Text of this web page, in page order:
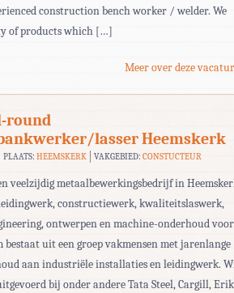
construction bench worker / welder. We
of products which […]
Meer over deze
round
lasser Heemskerk
PLAATS: HEEMSKERK VAKGEBIED:CONSTUCTEUR
veelzijdig metaalbewerkingsbedrijf in
constructiewerk, kwaliteitslaswerk,
ontwerpen en machine-onderhoud
bestaat uit een groep vakmensen met jarenlange
aan industriële installaties en leidingwerk.
bij onder andere Tata Steel, Cargill,